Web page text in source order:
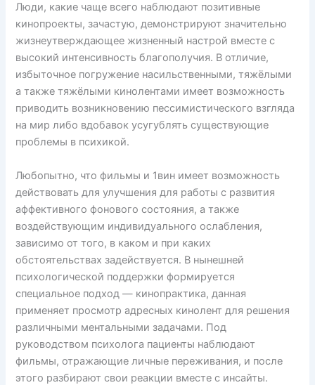
Люди, какие чаще всего наблюдают позитивные
кинопроекты, зачастую, демонстрируют значительно
жизнеутверждающее жизненный настрой вместе с
высокий интенсивность благополучия. В отличие,
избыточное погружение насильственными, тяжёлыми
а также тяжёлыми кинолентами имеет возможность
приводить возникновению пессимистического взгляда
на мир либо вдобавок усугублять существующие
проблемы в психикой.
Любопытно, что фильмы и 1вин имеет возможность
действовать для улучшения для работы с развития
аффективного фонового состояния, а также
воздействующим индивидуального ослабления,
зависимо от того, в каком и при каких
обстоятельствах задействуется. В нынешней
психологической поддержки формируется
специальное подход — кинопрактика, данная
применяет просмотр адресных кинолент для решения
различными ментальными задачами. Под
руководством психолога пациенты наблюдают
фильмы, отражающие личные переживания, и после
этого разбирают свои реакции вместе с инсайты.